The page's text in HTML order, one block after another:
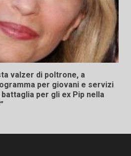
valzer di poltrone, a
per giovani e servizi
per gli ex Pip nella